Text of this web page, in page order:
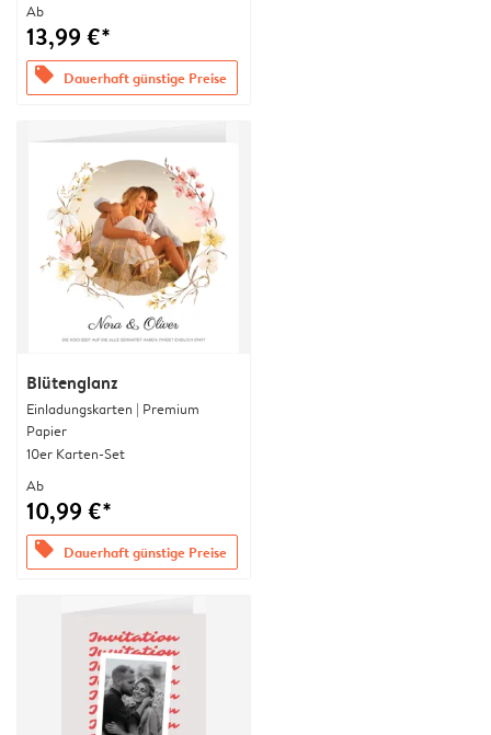
Ab
13,99 €*
offers Dauerhaft günstige Preise
Blütenglanz
Einladungskarten | Premium
Papier
10er Karten-Set
Ab
10,99 €*
offers Dauerhaft günstige Preise